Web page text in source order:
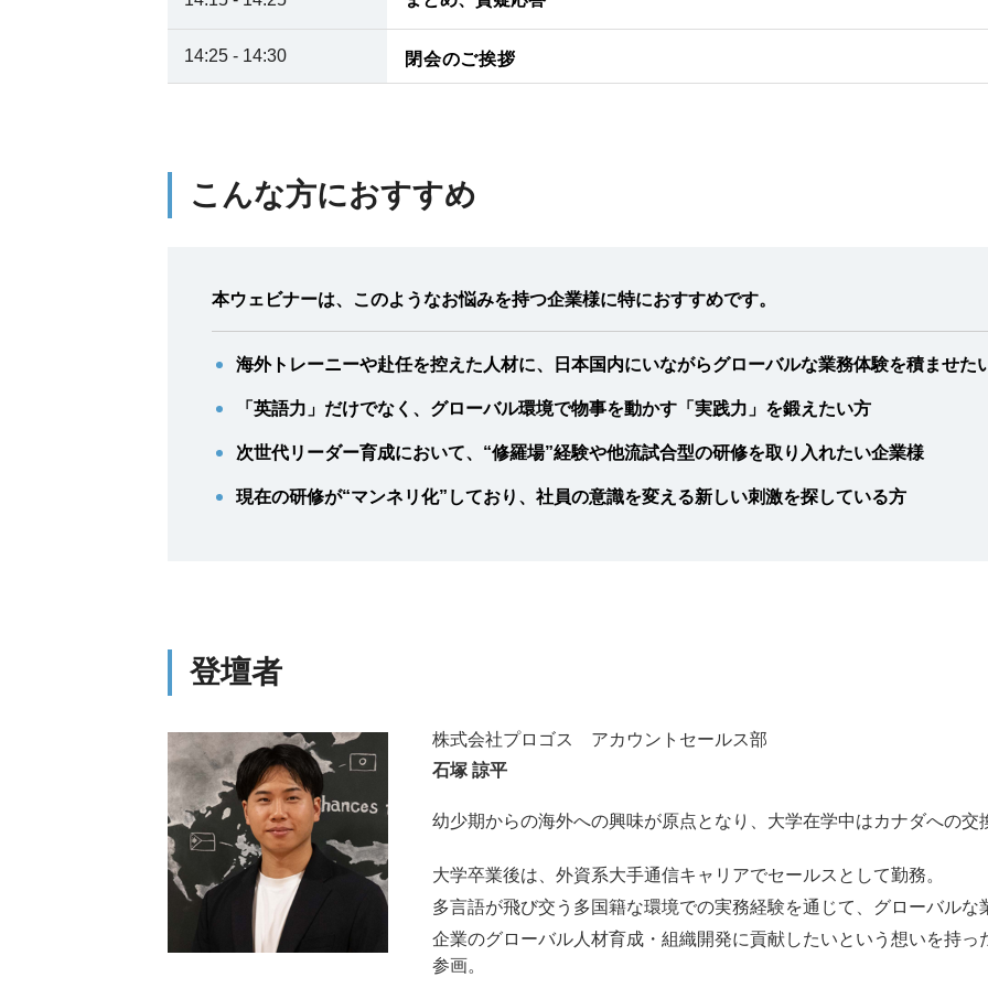
14:25 - 14:30 閉会のご挨拶
こんな方におすすめ
本ウェビナーは、このようなお悩みを持つ企業様に特におすすめです。
海外トレーニーや赴任を控えた人材に、日本国内にいながらグローバルな業務体験を積ませた
「英語力」だけでなく、グローバル環境で物事を動かす「実践力」を鍛えたい方
次世代リーダー育成において、“修羅場”経験や他流試合型の研修を取り入れたい企業様
現在の研修が“マンネリ化” しており、社員の意識を変える新しい刺激を探している方
登壇者
株式会社プロゴス アカウントセールス部
石塚 諒平
幼少期からの海外への興味が原点となり、大学在学中はカナダへの
大学卒業後は、外資系大手通信キャリアでセールスとして勤務。
多言語が飛び交う多国籍な環境での実務経験を通じて、グローバル
企業のグローバル人材育成・組織開発に貢献したいという想いを持
参画。